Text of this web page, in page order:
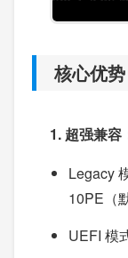
核心优势
1. 超强兼容
Legacy
10PE（
UEFI 模